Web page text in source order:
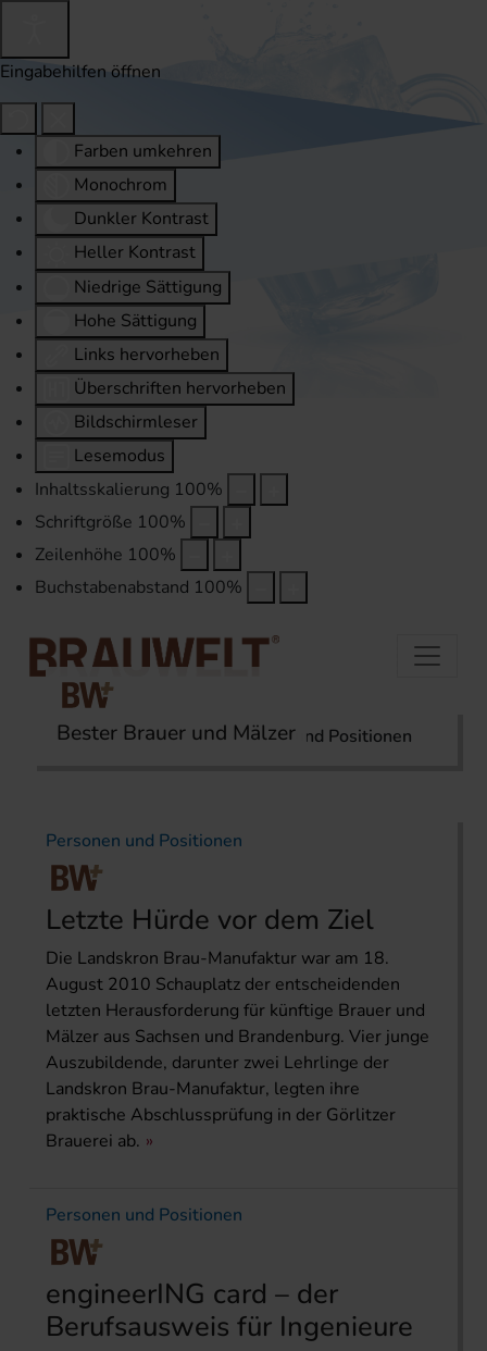
Eingabehilfen öffnen
Farben umkehren
Monochrom
Dunkler Kontrast
Heller Kontrast
Niedrige Sättigung
Hohe Sättigung
Links hervorheben
Überschriften hervorheben
Bildschirmleser
Lesemodus
Inhaltsskalierung 100%
Schriftgröße 100%
Zeilenhöhe 100%
Buchstabenabstand 100%
Startseite Karriere Personen und Positionen
Bester Brauer und Mälzer
Personen und Positionen
Letzte Hürde vor dem Ziel
Die Landskron Brau-Manufaktur war am 18.
August 2010 Schauplatz der entscheidenden
letzten Herausforderung für künftige Brauer und
Mälzer aus Sachsen und Brandenburg. Vier junge
Auszubildende, darunter zwei Lehrlinge der
Landskron Brau-Manufaktur, legten ihre
praktische Abschlussprüfung in der Görlitzer
Brauerei ab.
Personen und Positionen
engineerING card – der
Berufsausweis für Ingenieure